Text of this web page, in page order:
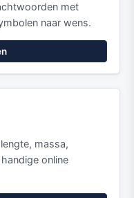
met
naar wens.
massa,
online